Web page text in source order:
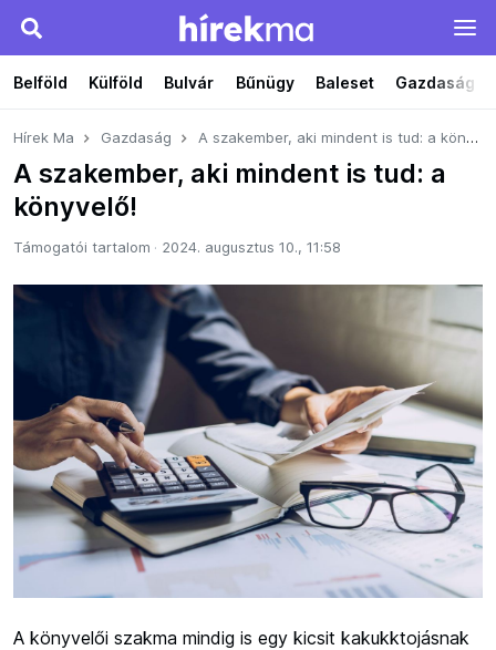
Belföld Külföld Bulvár Bűnügy Baleset Gazdaság
Hírek Ma Gazdaság A szakember, aki mindent is tud: a könyvelő!
A szakember, aki mindent is tud: a
könyvelő!
Támogatói tartalom 2024. augusztus 10., 11:58
A könyvelői szakma mindig is egy kicsit kakukktojásnak